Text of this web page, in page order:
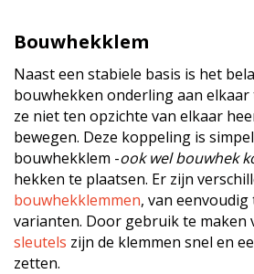
Bouwhekklem
Naast een stabiele basis is het
bouwhekken onderling aan
ze niet ten opzichte van elkaar
bewegen. Deze koppeling is
bouwhekklem -ook wel bouwhek
hekken te plaatsen. Er zijn
bouwhekklemmen, van
varianten. Door gebruik te maken
sleutels zijn de klemmen snel en
zetten.